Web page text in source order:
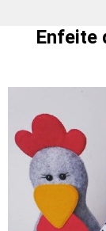
Enfeite